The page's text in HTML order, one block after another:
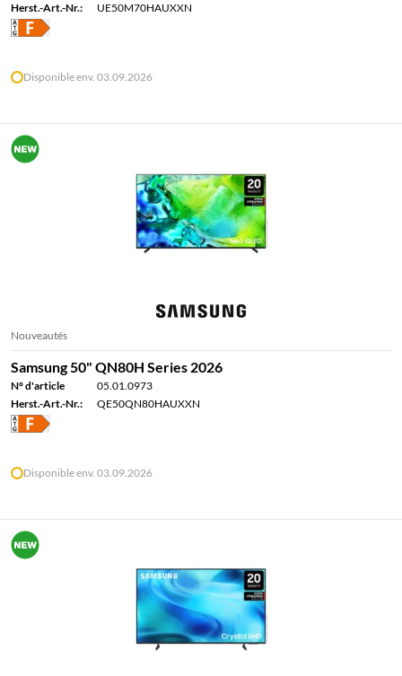
Herst.-Art.-Nr.:
UE50M70HAUXXN
Disponible env. 03.09.2026
Nouveautés
Samsung 50" QN80H Series 2026
N° d'article
05.01.0973
Herst.-Art.-Nr.:
QE50QN80HAUXXN
Disponible env. 03.09.2026